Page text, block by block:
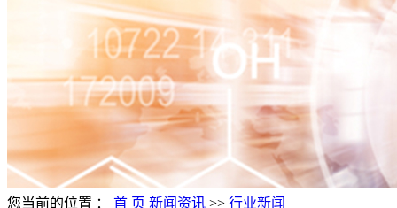
您当前的位置 ： 首 页 新闻资讯 >> 行业新闻